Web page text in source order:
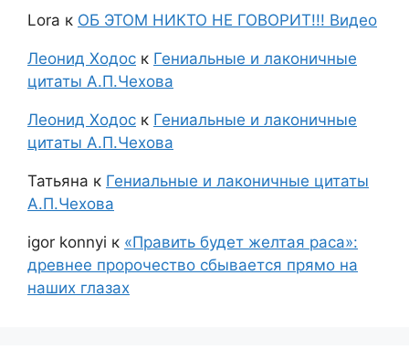
Lora к ОБ ЭТОМ НИКТО НЕ ГОВОРИТ!!! Видео
Леонид Ходос к Гениальные и лаконичные
цитаты А.П.Чехова
Леонид Ходос к Гениальные и лаконичные
цитаты А.П.Чехова
Татьяна к Гениальные и лаконичные цитаты
А.П.Чехова
igor konnyi к «Править будет желтая раса»:
древнее пророчество сбывается прямо на
наших глазах